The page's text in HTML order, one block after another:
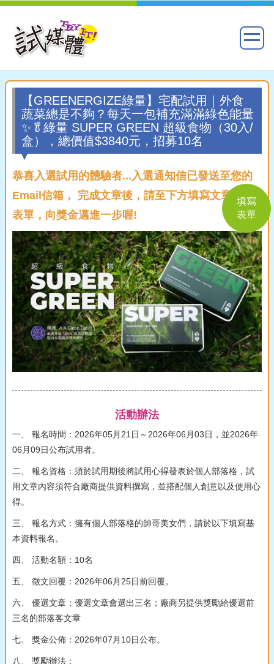
【GREENERGIZE綠量】宅配試用｜外食
蔬菜總是不夠？每天一包補充滿滿綠色能量
✨🥬綠量 SUPER GREEN 超級食物（30入/
盒），總價值$3840元，招募10名
恭喜入選試用的體驗者...入選通知信已發送至您的
Email信箱， 完成文章後，請至下方填寫文章回覆
表單，向獎金邁進一步喔!
活動辦法
一、 報名時間：2026年05月21日～2026年06月03日，並2026年
06月09日公布試用者。
二、 報名資格：須於試用期後將試用心得發表於個人部落格，試
用文章內容須符合廠商提供資料撰寫，並搭配個人創意以及使用心
得。
三、 報名方式：擁有個人部落格的帥哥美女們，請於以下填寫基
本資料報名。
四、 活動名額：10名
五、 徵文回覆：2026年06月25日前回覆。
六、 優選文章：優選文章會選出三名；廠商另提供獎勵給優選前
三名的部落客文章
七、 獎金公佈：2026年07月10日公布。
八、 獎勵辦法：
填寫
表單